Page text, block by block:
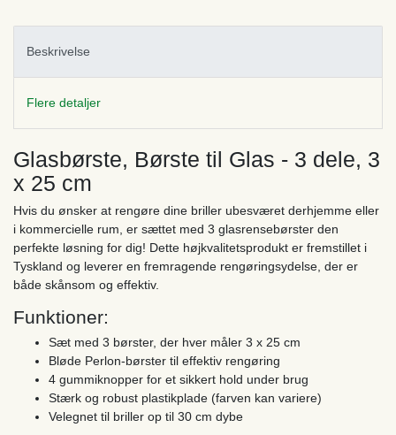
Beskrivelse
Flere detaljer
Glasbørste, Børste til Glas - 3 dele, 3
x 25 cm
Hvis du ønsker at rengøre dine briller ubesværet derhjemme eller
i kommercielle rum, er sættet med 3 glasrensebørster den
perfekte løsning for dig! Dette højkvalitetsprodukt er fremstillet i
Tyskland og leverer en fremragende rengøringsydelse, der er
både skånsom og effektiv.
Funktioner:
Sæt med 3 børster, der hver måler 3 x 25 cm
Bløde Perlon-børster til effektiv rengøring
4 gummiknopper for et sikkert hold under brug
Stærk og robust plastikplade (farven kan variere)
Velegnet til briller op til 30 cm dybe